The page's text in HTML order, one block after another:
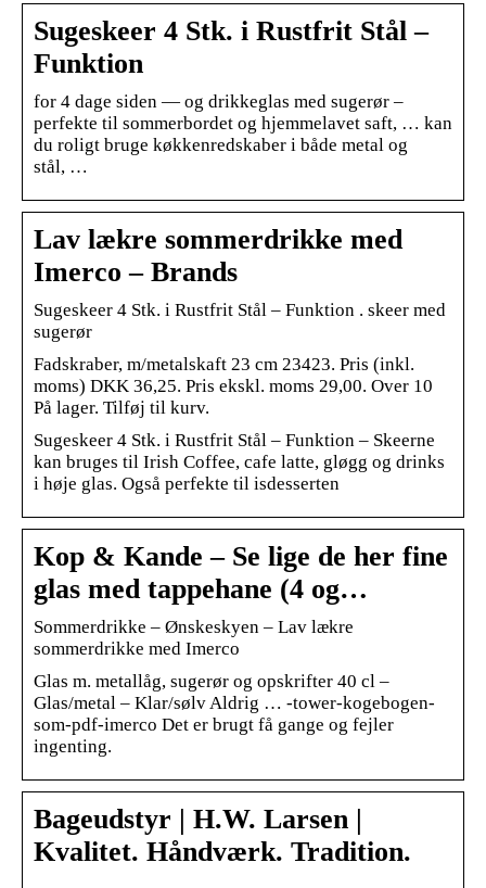
Sugeskeer 4 Stk. i Rustfrit Stål –
Funktion
for 4 dage siden — og drikkeglas med sugerør –
perfekte til sommerbordet og hjemmelavet saft, … kan
du roligt bruge køkkenredskaber i både metal og
stål, …
Lav lækre sommerdrikke med
Imerco – Brands
Sugeskeer 4 Stk. i Rustfrit Stål – Funktion . skeer med
sugerør
Fadskraber, m/metalskaft 23 cm 23423. Pris (inkl.
moms) DKK 36,25. Pris ekskl. moms 29,00. Over 10
På lager. Tilføj til kurv.
Sugeskeer 4 Stk. i Rustfrit Stål – Funktion – Skeerne
kan bruges til Irish Coffee, cafe latte, gløgg og drinks
i høje glas. Også perfekte til isdesserten
Kop & Kande – Se lige de her fine
glas med tappehane (4 og…
Sommerdrikke – Ønskeskyen – Lav lækre
sommerdrikke med Imerco
Glas m. metallåg, sugerør og opskrifter 40 cl –
Glas/metal – Klar/sølv Aldrig … -tower-kogebogen-
som-pdf-imerco Det er brugt få gange og fejler
ingenting.
Bageudstyr | H.W. Larsen |
Kvalitet. Håndværk. Tradition.